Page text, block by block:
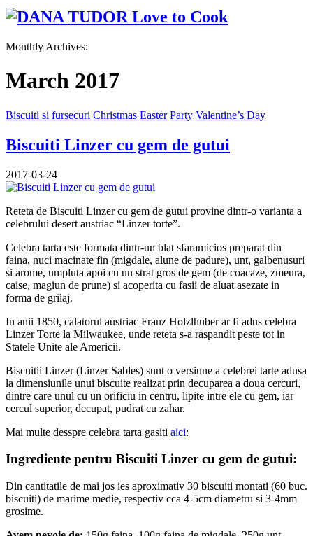
Monthly Archives:
March 2017
Biscuiti si fursecuri Christmas Easter Party Valentine’s Day
Biscuiti Linzer cu gem de gutui
2017-03-24
Reteta de Biscuiti Linzer cu gem de gutui provine dintr-o varianta a
celebrului desert austriac “Linzer torte”.
Celebra tarta este formata dintr-un blat sfaramicios preparat din
faina, nuci macinate fin (migdale, alune de padure), unt, galbenusuri
si arome, umpluta apoi cu un strat gros de gem (de coacaze, zmeura,
caise, magiun de prune) si acoperita cu fasii de aluat asezate in
forma de grilaj.
In anii 1850, calatorul austriac Franz Holzlhuber ar fi adus celebra
Linzer Torte la Milwaukee, unde reteta s-a raspandit peste tot in
Statele Unite ale Americii.
Biscuitii Linzer (Linzer Sables) sunt o versiune a celebrei tarte adusa
la dimensiunile unui biscuite realizat prin decuparea a doua cercuri,
dintre care unul cu un orificiu in centru, lipite intre ele cu gem, iar
cercul superior, decupat, pudrat cu zahar.
Mai multe desspre celebra tarta gasiti aici:
Ingrediente pentru Biscuiti Linzer cu gem de gutui:
Din cantitatile de mai jos ies aproximativ 30 biscuiti montati (60 buc.
biscuiti) de marime medie, respectiv cca 4-5cm diametru si 3-4mm
grosime.